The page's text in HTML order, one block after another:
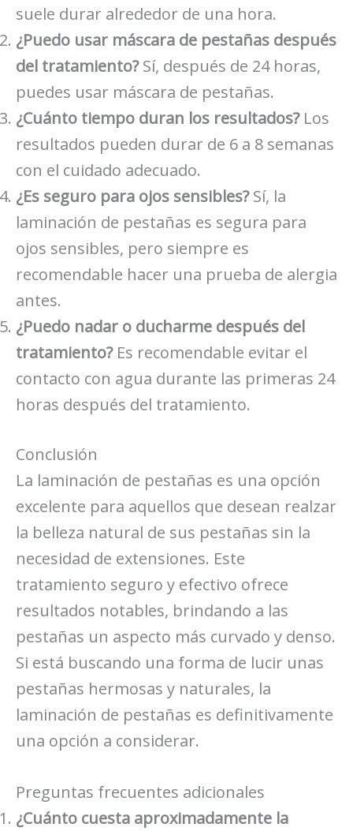
suele durar alrededor de una hora.
¿Puedo usar máscara de pestañas después
del tratamiento?Sí, después de 24 horas,
puedes usar máscara de pestañas.
¿Cuánto tiempo duran los resultados?Los
resultados pueden durar de 6 a 8 semanas
con el cuidado adecuado.
¿Es seguro para ojos sensibles?Sí, la
laminación de pestañas es segura para
ojos sensibles, pero siempre es
recomendable hacer una prueba de alergia
antes.
¿Puedo nadar o ducharme después del
tratamiento?Es recomendable evitar el
contacto con agua durante las primeras 24
horas después del tratamiento.
Conclusión
La laminación de pestañas es una opción
excelente para aquellos que desean realzar
la belleza natural de sus pestañas sin la
necesidad de extensiones. Este
tratamiento seguro y efectivo ofrece
resultados notables, brindando a las
pestañas un aspecto más curvado y denso.
Si está buscando una forma de lucir unas
pestañas hermosas y naturales, la
laminación de pestañas es definitivamente
una opción a considerar.
Preguntas frecuentes adicionales
¿Cuánto cuesta aproximadamente la